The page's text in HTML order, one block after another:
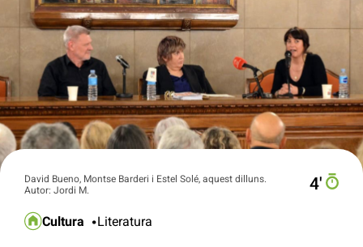
David Bueno, Montse Barderi i Estel Solé, aquest dilluns.
Autor: Jordi M.
4′
Cultura Literatura